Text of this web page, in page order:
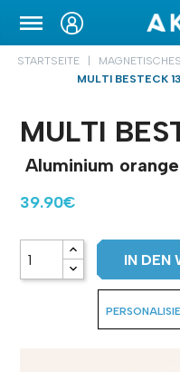
STARTSEITE
MULTI BESTECK
MULTI
Aluminium orange
39.90€
IN DEN